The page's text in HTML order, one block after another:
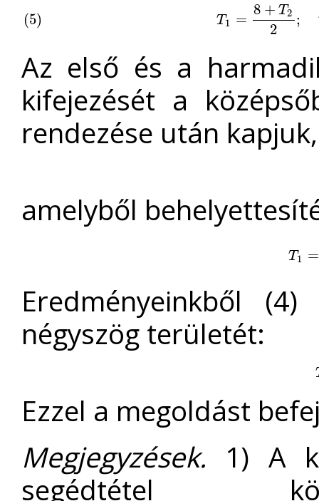
(5)
(5) T 1 =
8 + T2
2
;
T1 =8 +T22;T2=
Az első és a
kifejezését a
rendezése után
amelyből
T1 =
T1 =
Eredményeinkből
négyszög területét:
Ezzel a megoldást
Megjegyzések. 1) A
segédtétel